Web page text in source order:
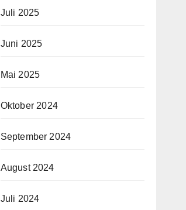
Juli 2025
Juni 2025
Mai 2025
Oktober 2024
September 2024
August 2024
Juli 2024